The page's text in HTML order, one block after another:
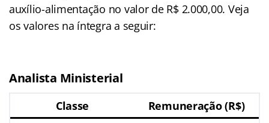
auxílio-alimentação no valor de R$ 2.000,00. Veja
os valores na íntegra a seguir:
Analista Ministerial
Classe Remuneração (R$)